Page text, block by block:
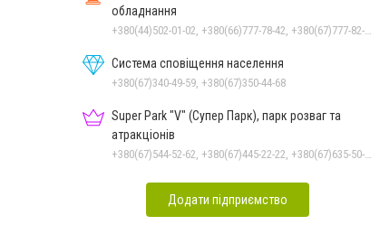
обладнання
+380(44)502-01-02, +380(66)777-78-42, +380(67)777-82-19, +380(67)890-80-80, +380(73)890-80-80, +380(44)502-01-03
Система сповіщення населення
+380(67)340-49-59, +380(67)350-44-68
Super Park "V" (Супер Парк), парк розваг та
атракціонів
+380(67)544-52-62, +380(67)445-22-22, +380(67)635-50-50
Додати підприємство